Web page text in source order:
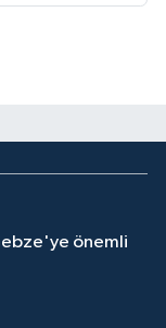
önemli